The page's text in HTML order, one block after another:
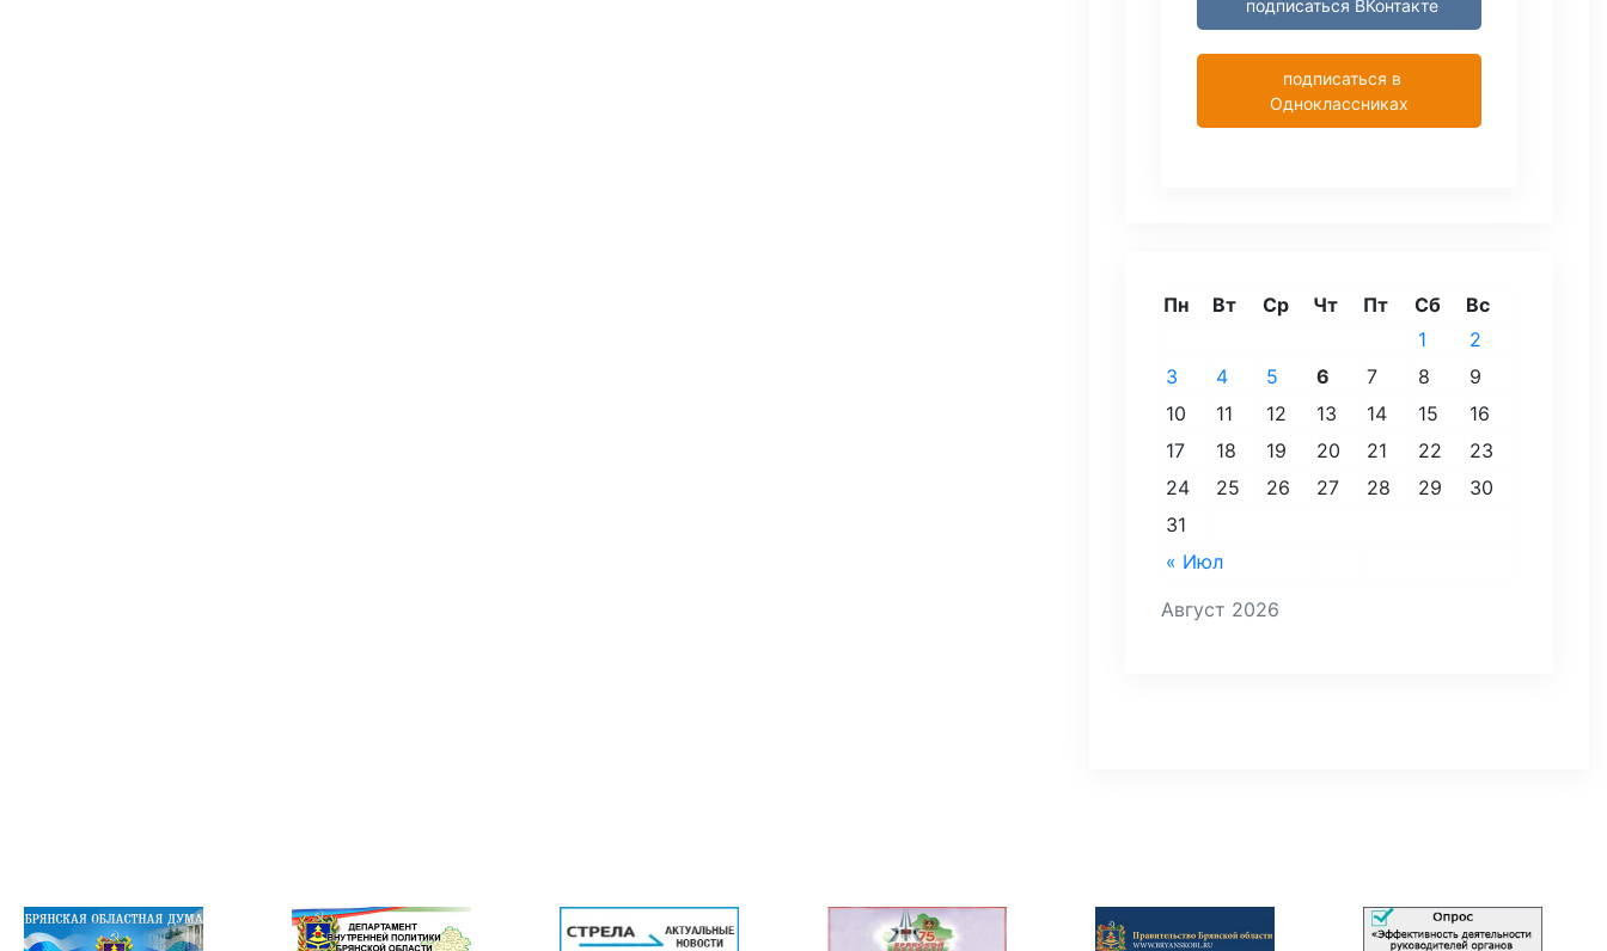
подписаться ВКонтакте
подписаться в
Одноклассниках
Август 2026
Пн Вт Ср Чт Пт Сб Вс
« Июл
1
2
3
4 5 6 7 8
9
10
11 12 13 14 15
16
17
18 19 20 21 22
23
24
25 26 27 28 29
30
31